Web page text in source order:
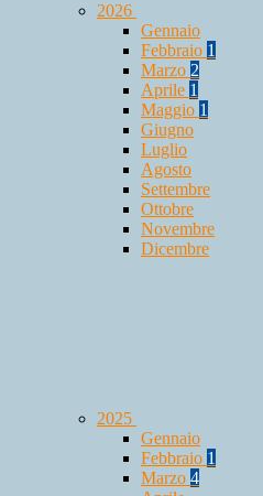
2026
Gennaio
Febbraio 1
Marzo 2
Aprile 1
Maggio 1
Giugno
Luglio
Agosto
Settembre
Ottobre
Novembre
Dicembre
2025
Gennaio
Febbraio 1
Marzo 4